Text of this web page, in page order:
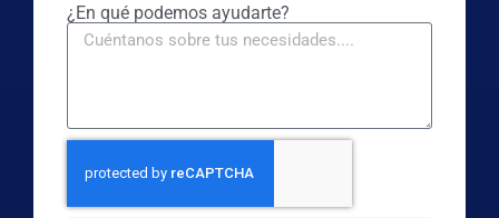
¿En qué podemos ayudarte?